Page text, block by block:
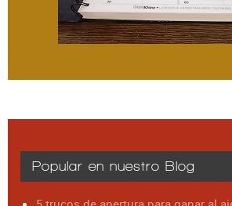
Popular en nuestro Blog